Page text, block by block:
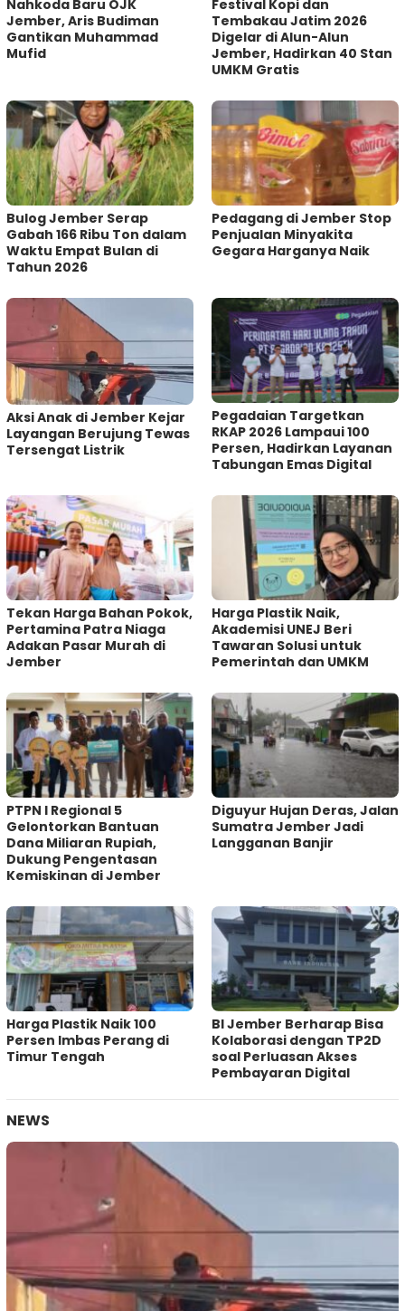
Nahkoda Baru OJK
Jember, Aris Budiman
Gantikan Muhammad
Mufid
Festival Kopi dan
Tembakau Jatim 2026
Digelar di Alun-Alun
Jember, Hadirkan 40 Stan
UMKM Gratis
Bulog Jember Serap
Gabah 166 Ribu Ton dalam
Waktu Empat Bulan di
Tahun 2026
Pedagang di Jember Stop
Penjualan Minyakita
Gegara Harganya Naik
Aksi Anak di Jember Kejar
Layangan Berujung Tewas
Tersengat Listrik
Pegadaian Targetkan
RKAP 2026 Lampaui 100
Persen, Hadirkan Layanan
Tabungan Emas Digital
Tekan Harga Bahan Pokok,
Pertamina Patra Niaga
Adakan Pasar Murah di
Jember
Harga Plastik Naik,
Akademisi UNEJ Beri
Tawaran Solusi untuk
Pemerintah dan UMKM
PTPN I Regional 5
Gelontorkan Bantuan
Dana Miliaran Rupiah,
Dukung Pengentasan
Kemiskinan di Jember
Diguyur Hujan Deras, Jalan
Sumatra Jember Jadi
Langganan Banjir
Harga Plastik Naik 100
Persen Imbas Perang di
Timur Tengah
BI Jember Berharap Bisa
Kolaborasi dengan TP2D
soal Perluasan Akses
Pembayaran Digital
NEWS